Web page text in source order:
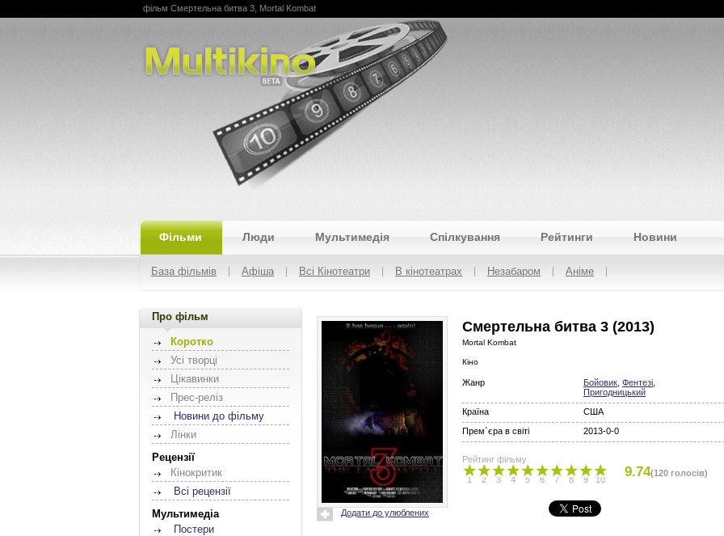
Multikino
фільм Смертельна битва 3, Mortal Kombat
Фільми Люди Мультимедія Спілкування Рейтинги Новини
База фільмів Афіша Всі Кінотеатри В кінотеатрах Незабаром Аніме
Про фільм
Коротко
Усі творці
Цікавинки
Прес-реліз
Новини до фільму
Лінки
Рецензії
Кінокритик
Всі рецензії
Мультимедіа
Постери
Додати до улюблених
Смертельна битва 3 (2013)
Mortal Kombat
Кіно
Жанр Бойовик Фентезі
Пригодницький
Країна
США
Прем`єра в світі
2013-0-0
Рейтинг фільму
1 2 3 4 5 6 7 8 9 10 9.74(120 голосів)